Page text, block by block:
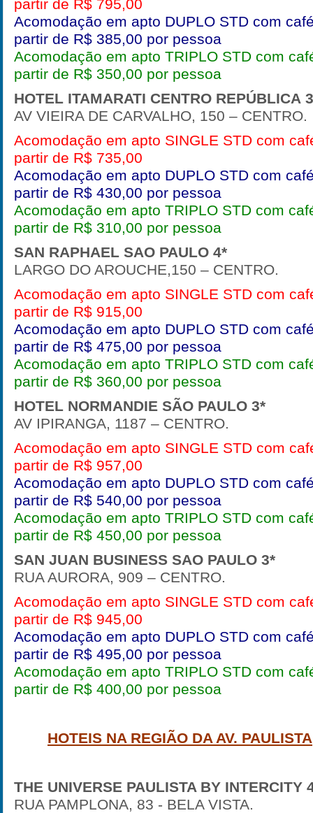
partir de R$ 795,00
Acomodação em apto DUPLO STD com
partir de R$ 385,00 por pessoa
Acomodação em apto TRIPLO STD com
partir de R$ 350,00 por pessoa
HOTEL ITAMARATI CENTRO REPÚBLICA
AV VIEIRA DE CARVALHO, 150 – CENTRO.
Acomodação em apto SINGLE STD com
partir de R$ 735,00
Acomodação em apto DUPLO STD com
partir de R$ 430,00 por pessoa
Acomodação em apto TRIPLO STD com
partir de R$ 310,00 por pessoa
SAN RAPHAEL SAO PAULO 4*
LARGO DO AROUCHE,150 – CENTRO.
Acomodação em apto SINGLE STD com
partir de R$ 915,00
Acomodação em apto DUPLO STD com
partir de R$ 475,00 por pessoa
Acomodação em apto TRIPLO STD com
partir de R$ 360,00 por pessoa
HOTEL NORMANDIE SÃO PAULO 3*
AV IPIRANGA, 1187 – CENTRO.
Acomodação em apto SINGLE STD com
partir de R$ 957,00
Acomodação em apto DUPLO STD com
partir de R$ 540,00 por pessoa
Acomodação em apto TRIPLO STD com
partir de R$ 450,00 por pessoa
SAN JUAN BUSINESS SAO PAULO 3*
RUA AURORA, 909 – CENTRO.
Acomodação em apto SINGLE STD com
partir de R$ 945,00
Acomodação em apto DUPLO STD com
partir de R$ 495,00 por pessoa
Acomodação em apto TRIPLO STD com
partir de R$ 400,00 por pessoa
HOTEIS NA REGIÃO DA AV. PAULISTA
THE UNIVERSE PAULISTA BY INTERCITY
RUA PAMPLONA, 83 - BELA VISTA.